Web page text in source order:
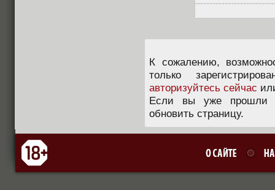
К сожалению,
только
авторизуйтесь сейчас
Если вы уже прошли
обновить страницу.